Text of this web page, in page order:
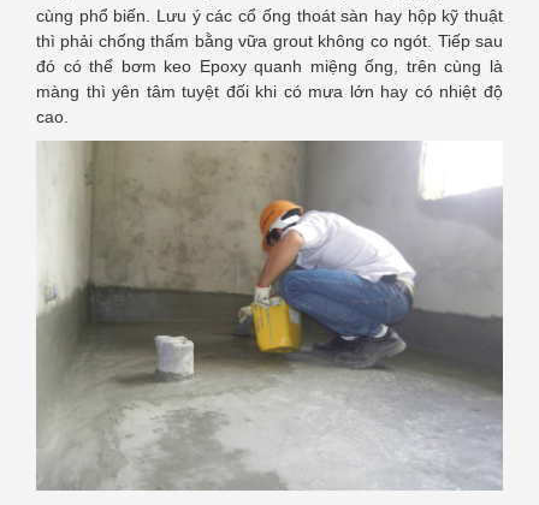
cùng phổ biến. Lưu ý các cổ ống thoát sàn hay hộp kỹ thuật
thì phải chống thấm bằng vữa grout không co ngót. Tiếp sau
đó có thể bơm keo Epoxy quanh miệng ống, trên cùng là
màng thì yên tâm tuyệt đối khi có mưa lớn hay có nhiệt độ
cao.